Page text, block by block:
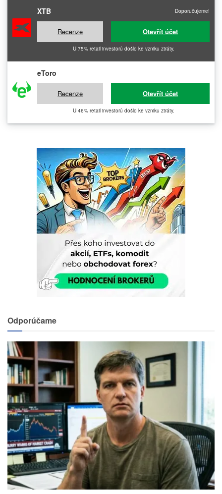
XTB Doporučujeme!
Recenze Otevřít účet
U 75% retail investorů došlo ke vzniku ztráty.
eToro
Recenze Otevřít účet
U 46% retail investorů došlo ke vzniku ztráty.
Odporúčame